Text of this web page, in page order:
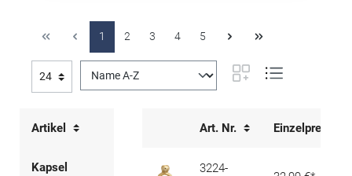
1 2 3 4 5
Artikel Art. Nr. Einzelpreis
Kapsel 3224-